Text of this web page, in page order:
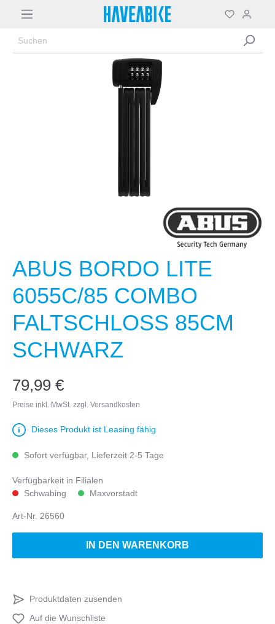
ABUS BORDO LITE
6055C/85 COMBO
FALTSCHLOSS 85CM
SCHWARZ
79,99 €
Preise inkl. MwSt. zzgl. Versandkosten
Dieses Produkt ist Leasing fähig
Sofort verfügbar, Lieferzeit 2-5 Tage
Verfügbarkeit in Filialen
Schwabing
Maxvorstadt
Art-Nr. 26560
IN DEN WARENKORB
Produktdaten zusenden
Auf die Wunschliste